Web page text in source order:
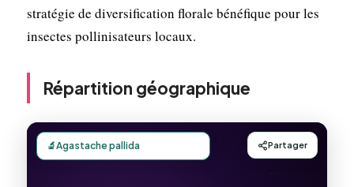
stratégie de diversification florale bénéfique pour les
insectes pollinisateurs locaux.
Répartition géographique